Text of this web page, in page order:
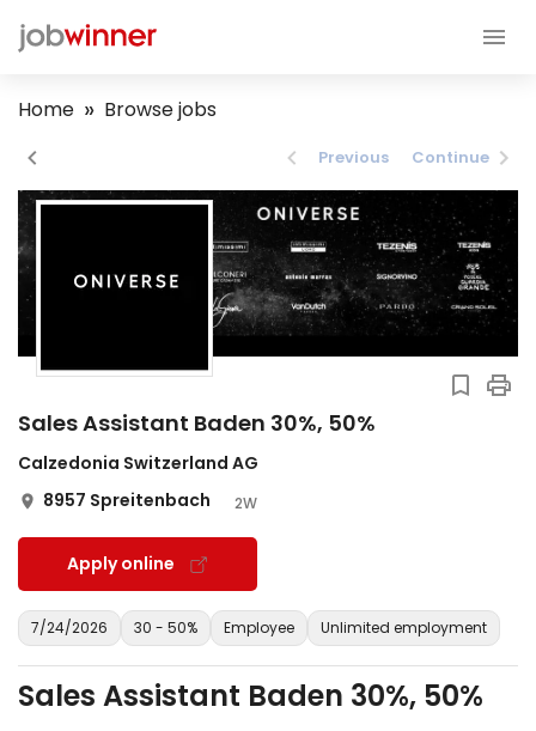
Home Browse jobs
Previous Continue
Sales Assistant Baden 30%, 50%
Calzedonia Switzerland AG
8957 Spreitenbach
2W
Apply online
7/24/2026 30 - 50% Employee Unlimited employment
Sales Assistant Baden 30%, 50%